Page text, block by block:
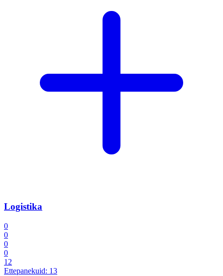
Logistika
0
0
0
0
12
Ettepanekuid: 13